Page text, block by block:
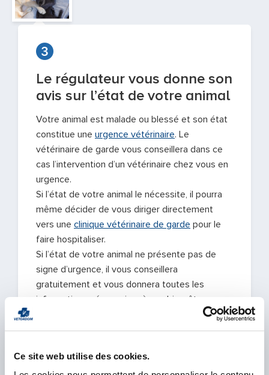
Ce site web utilise des cookies.
Le régulateur vous donne son
avis sur l’état de votre animal
Votre animal est malade ou blessé et son état
constitue une urgence vétérinaire. Le
vétérinaire de garde vous conseillera dans ce
cas l’intervention d’un vétérinaire chez vous en
urgence.
Si l’état de votre animal le nécessite, il pourra
même décider de vous diriger directement
vers une clinique vétérinaire de garde pour le
faire hospitaliser.
Si l’état de votre animal ne présente pas de
signe d’urgence, il vous conseillera
gratuitement et vous donnera toutes les
informations nécessaires à son bien-être
jusqu’à ce que son vétérinaire habituel puisse
prendre le relais.